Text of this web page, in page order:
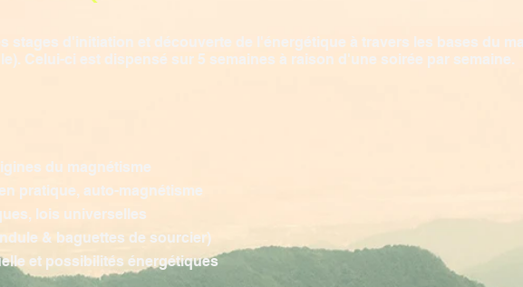
stages d'initiation et découverte de l'énergétique à travers les bases du
Celui-ci est dispensé sur 5 semaines à raison d'une soirée par semaine.
du magnétisme
pratique, auto-magnétisme
lois universelles
& baguettes de sourcier)
et possibilités énergétiques